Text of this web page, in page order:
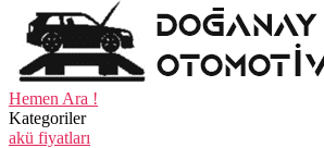
Hemen Ara !
Kategoriler
akü fiyatları